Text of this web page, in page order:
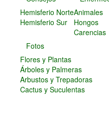
Hemisferio Norte
Hemisferio Sur
Animales
Hongos
Carencias
Fotos
Flores y Plantas
Árboles y Palmeras
Arbustos y Trepadoras
Cactus y Suculentas